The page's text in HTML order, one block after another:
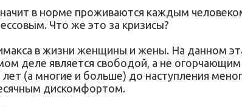
в норме проживаются каждым
Что же это за кризисы?
в жизни женщины и жены. На данном
деле является свободой, а не
(а многие и больше) до наступления
дискомфортом.